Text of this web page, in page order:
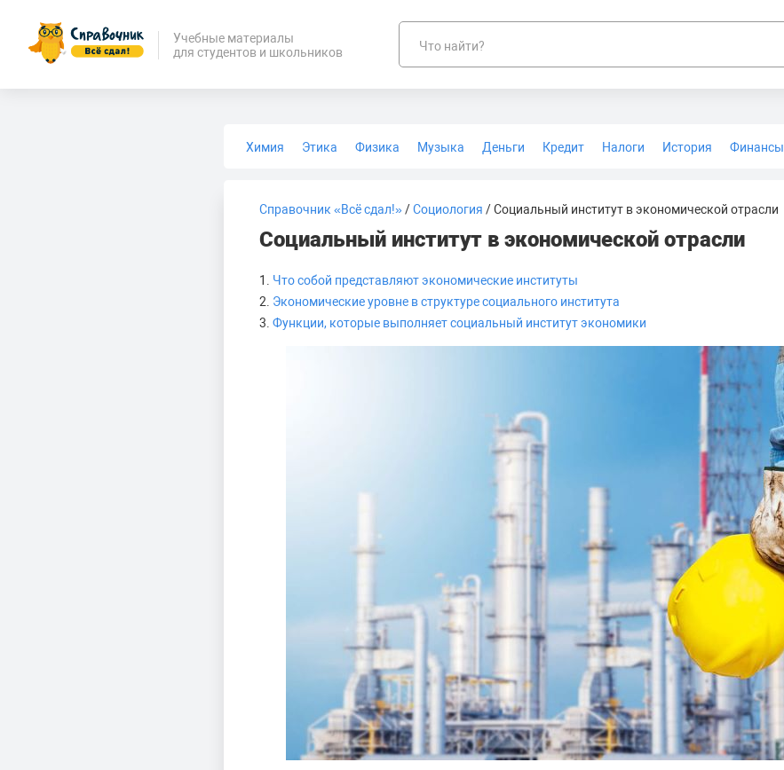
Учебные материалы
для студентов и школьников
Что найти?
Химия Этика Физика Музыка Деньги Кредит Налоги История
Финансы
Справочник «Всё сдал!»/Социология / Социальный институт в экономической отрасли
Социальный институт в экономической отрасли
1. Что собой представляют экономические институты
2. Экономические уровне в структуре социального института
3. Функции, которые выполняет социальный институт экономики